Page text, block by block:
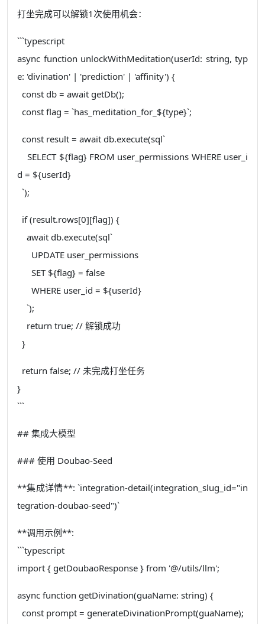
打坐完成可以解锁1次使用机会：
```typescript
async function unlockWithMeditation(userId: string, typ
e: 'divination' | 'prediction' | 'affinity') {
const db = await getDb();
const flag = `has_meditation_for_${type}`;
const result = await db.execute(sql`
SELECT ${flag} FROM user_permissions WHERE user_i
d = ${userId}
`);
if (result.rows[0][flag]) {
await db.execute(sql`
UPDATE user_permissions
SET ${flag} = false
WHERE user_id = ${userId}
`);
return true; // 解锁成功
}
return false; // 未完成打坐任务
}
```
## 集成大模型
### 使用 Doubao-Seed
**集成详情**: `integration-detail(integration_slug_id="in
tegration-doubao-seed")`
**调用示例**:
```typescript
import { getDoubaoResponse } from '@/utils/llm';
async function getDivination(guaName: string) {
const prompt = generateDivinationPrompt(guaName);